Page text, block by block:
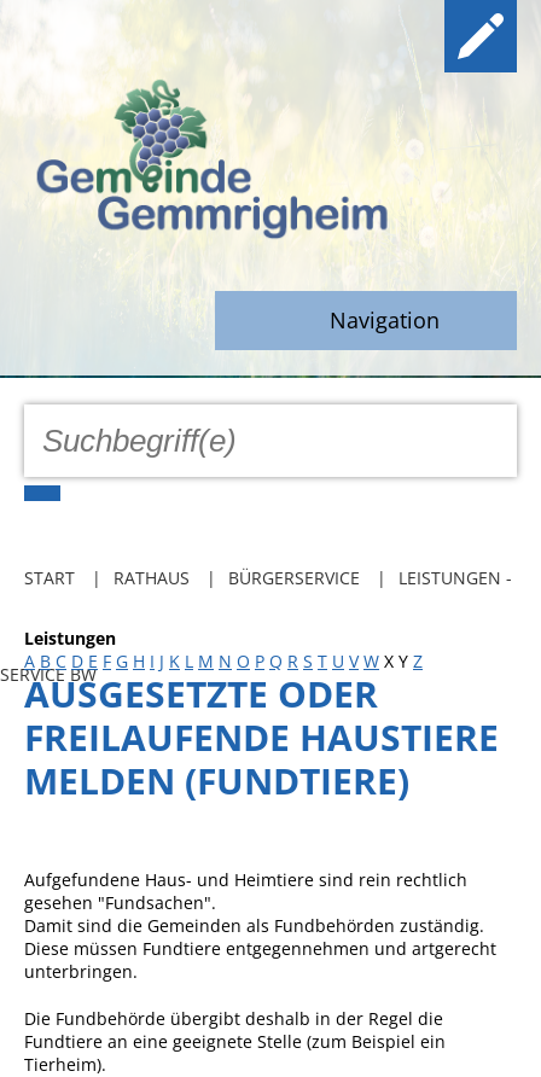
Navigation
GEMEINDE
Freibadkarten
Social Media
Parkraumkonzept
Ladeinfrastruktur
Einrichtungen
Schulkindbetreuung
Mensa
Gemeindebücherei
START RATHAUS BÜRGERSERVICE LEISTUNGEN -
SERVICE BW
Leistungen
A B C D E F G H I J K L M N O P Q R S T U V W X Y Z
AUSGESETZTE ODER
FREILAUFENDE HAUSTIERE
MELDEN (FUNDTIERE)
Aufgefundene Haus- und Heimtiere sind rein rechtlich
gesehen "Fundsachen".
Damit sind die Gemeinden als Fundbehörden zuständig.
Diese müssen Fundtiere entgegennehmen und artgerecht
unterbringen.
Die Fundbehörde übergibt deshalb in der Regel die
Fundtiere an eine geeignete Stelle (zum Beispiel ein
Tierheim).